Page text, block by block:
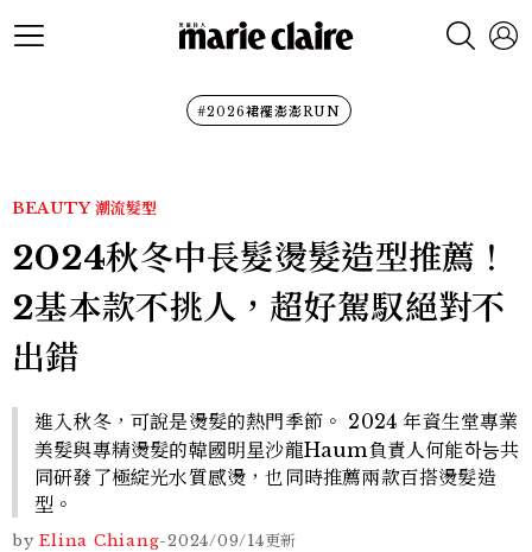
#2026裙襬澎澎RUN
BEAUTY 潮流髮型
2024秋冬中長髮燙髮造型推薦！
2基本款不挑人，超好駕馭絕對不
出錯
進入秋冬，可說是燙髮的熱門季節。 2024 年資生堂專業
美髮與專精燙髮的韓國明星沙龍Haum負責人何能하능共
同研發了極綻光水質感燙，也同時推薦兩款百搭燙髮造
型。
by Elina Chiang-2024/09/14更新